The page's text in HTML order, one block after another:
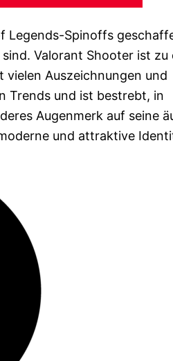
Legends-Spinoffs
Valorant Shooter ist zu
Auszeichnungen und
Trends und ist bestrebt, in
Augenmerk auf seine
und attraktive